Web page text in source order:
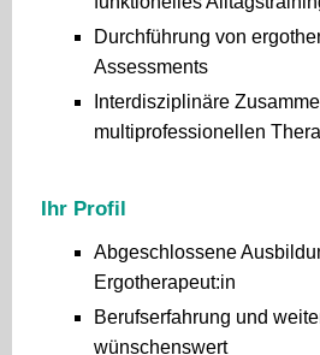
Durchführung von
Assessments
Interdisziplinäre
multiprofessionellen
Ihr Profil
Abgeschlossene
Ergotherapeut:in
Berufserfahrung und
wünschenswert